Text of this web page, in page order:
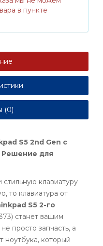
в пункте
(0)
S5 2nd Gen с
Решение для
клавиатуру
то клавиатура от
S5 2-го
станет вашим
просто запчасть, а
ноутбука, который